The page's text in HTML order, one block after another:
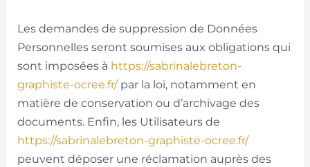
Les demandes de suppression de Données
Personnelles seront soumises aux obligations qui
sont imposées à https://sabrinalebreton-
graphiste-ocree.fr/par la loi, notamment en
matière de conservation ou d’archivage des
documents. Enfin, les Utilisateurs de
https://sabrinalebreton-graphiste-ocree.fr/
peuvent déposer une réclamation auprès des